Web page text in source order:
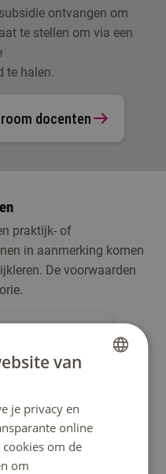
ontvangen om
te stellen om via een
te halen.
docenten
praktijk- of
in aanmerking komen
De voorwaarden
voor scholing en
kunnen aanvragen.
Levenlanglerenkrediet.
van
je privacy en
online
om de
om